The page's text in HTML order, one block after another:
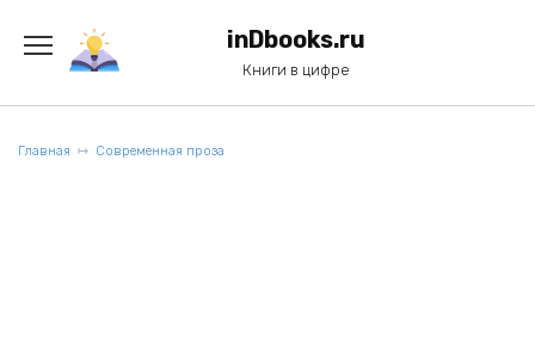
содержанию
inDbooks.ru
Книги в цифре
Главная Современная проза